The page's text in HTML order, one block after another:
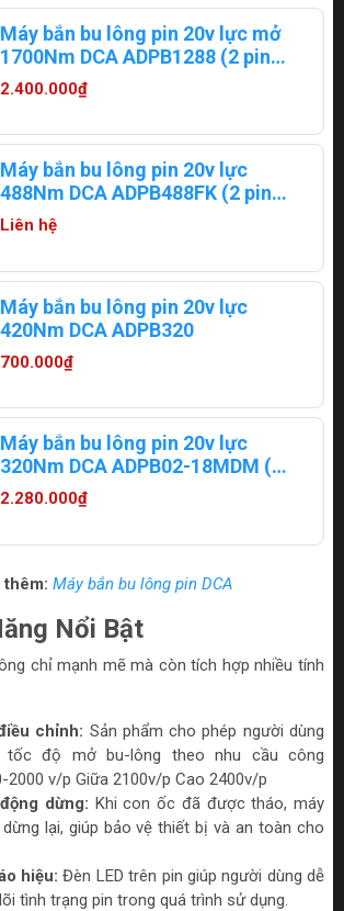
Máy bắn bu lông pin 20v lực mở
1700Nm DCA ADPB1288 (2 pin
5Ah)
2.400.000₫
Máy bắn bu lông pin 20v lực
488Nm DCA ADPB488FK (2 pin
5ampe)
Liên hệ
Máy bắn bu lông pin 20v lực
420Nm DCA ADPB320
700.000₫
Máy bắn bu lông pin 20v lực
320Nm DCA ADPB02-18MDM (1
pin 4ampe)
2.280.000₫
thêm: Máy bắn bu lông pin DCA
Nổi Bật
chỉ mạnh mẽ mà còn tích hợp nhiều tính
chỉnh: Sản phẩm cho phép người dùng
tốc độ mở bu-lông theo nhu cầu công
2000 v/p Giữa 2100v/p Cao 2400v/p
dừng: Khi con ốc đã được tháo, máy
lại, giúp bảo vệ thiết bị và an toàn cho
hiệu: Đèn LED trên pin giúp người dùng dễ
tình trạng pin trong quá trình sử dụng.